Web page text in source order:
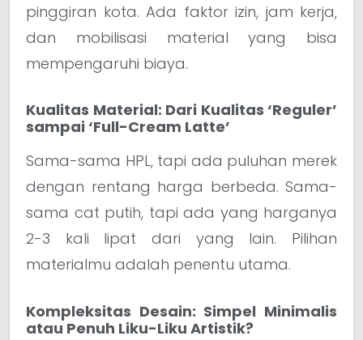
pinggiran kota. Ada faktor izin, jam kerja,
dan mobilisasi material yang bisa
mempengaruhi biaya.
Kualitas Material: Dari Kualitas ‘Reguler’
sampai ‘Full-Cream Latte’
Sama-sama HPL, tapi ada puluhan merek
dengan rentang harga berbeda. Sama-
sama cat putih, tapi ada yang harganya
2-3 kali lipat dari yang lain. Pilihan
materialmu adalah penentu utama.
Kompleksitas Desain: Simpel Minimalis
atau Penuh Liku-Liku Artistik?